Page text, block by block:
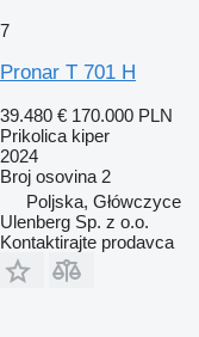
7
Pronar T 701 H
39.480 € 170.000 PLN
Prikolica kiper
2024
Broj osovina 2
Poljska, Główczyce
Ulenberg Sp. z o.o.
Kontaktirajte prodavca